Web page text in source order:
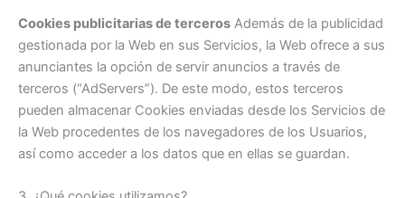
Cookies publicitarias de terceros Además de la publicidad
gestionada por la Web en sus Servicios, la Web ofrece a sus
anunciantes la opción de servir anuncios a través de
terceros (“AdServers”). De este modo, estos terceros
pueden almacenar Cookies enviadas desde los Servicios de
la Web procedentes de los navegadores de los Usuarios,
así como acceder a los datos que en ellas se guardan.